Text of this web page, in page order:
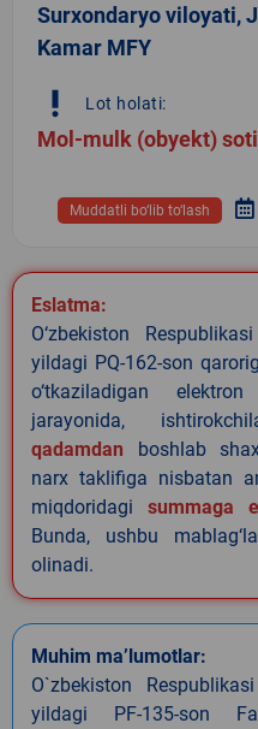
Surxondaryo viloyati,
Kamar MFY
priority_high Lot holati:
Mol-mulk (obyekt)
Muddatli bo‘lib to‘lash
Eslatma:
O‘zbekiston
yildagi PQ-162-son
o‘tkaziladigan
jarayonida,
qadamdan boshlab
narx taklifiga nisbatan
miqdoridagi summaga
Bunda, ushbu
olinadi.
Muhim ma’lumotlar:
O`zbekiston
yildagi PF-135-son